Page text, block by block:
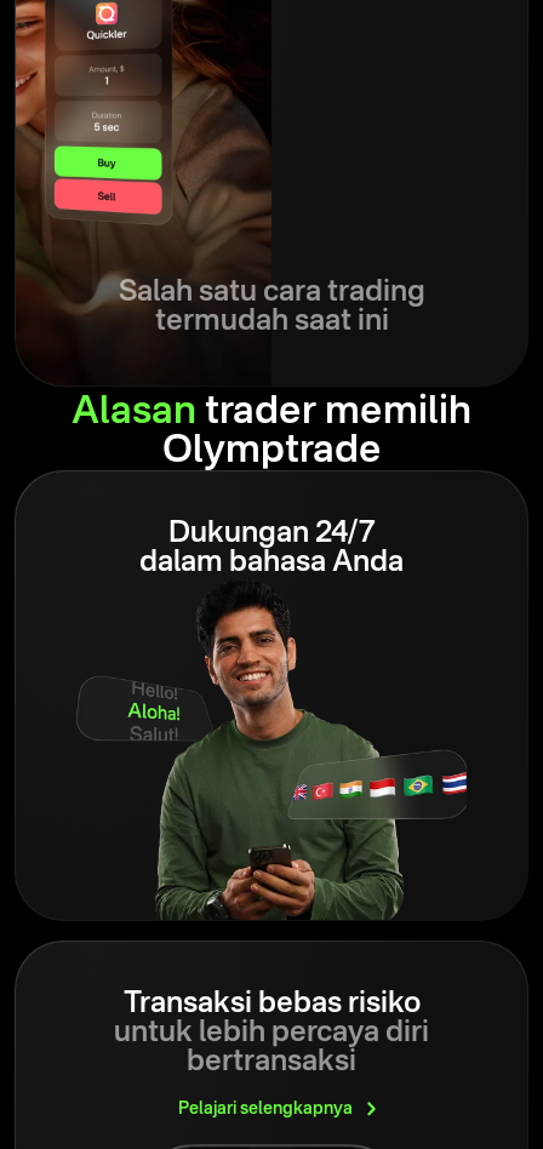
Salah satu cara trading
termudah saat ini
Alasan trader memilih
Olymptrade
Dukungan 24/7
dalam bahasa Anda
Transaksi bebas risiko
untuk lebih percaya diri
bertransaksi
Pelajari selengkapnya